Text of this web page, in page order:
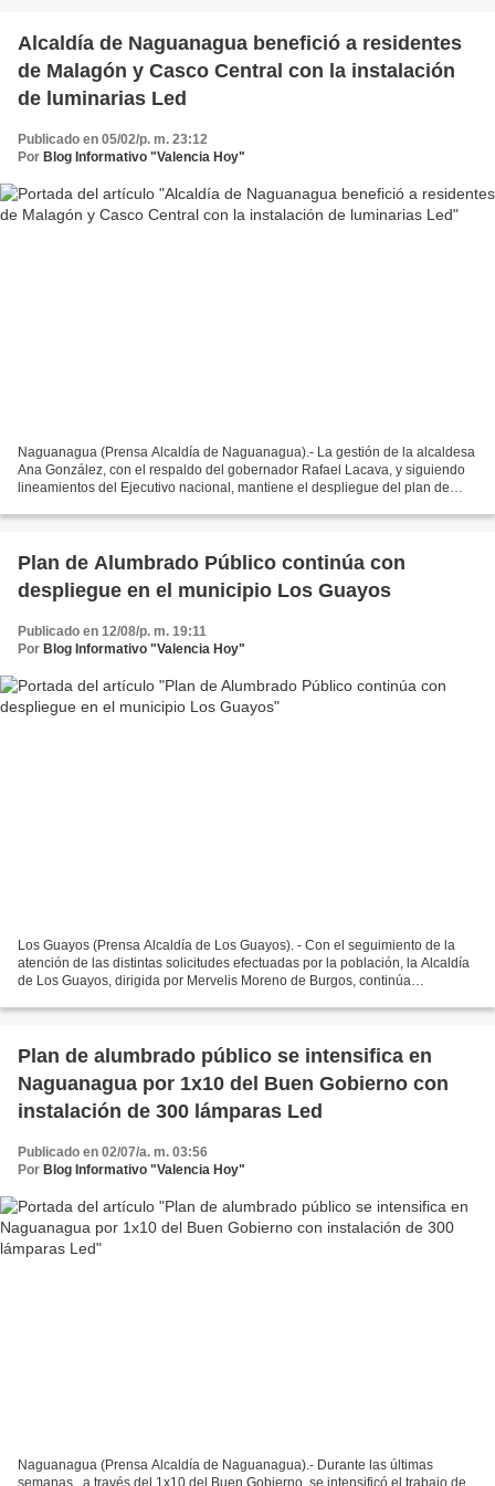
Alcaldía de Naguanagua benefició a residentes
de Malagón y Casco Central con la instalación
de luminarias Led
Publicado en 05/02/p. m. 23:12
Por Blog Informativo "Valencia Hoy"
Naguanagua (Prensa Alcaldía de Naguanagua).- La gestión de la alcaldesa
Ana González, con el respaldo del gobernador Rafael Lacava, y siguiendo
lineamientos del Ejecutivo nacional, mantiene el despliegue del plan de
Plan de Alumbrado Público continúa con
despliegue en el municipio Los Guayos
Publicado en 12/08/p. m. 19:11
Por Blog Informativo "Valencia Hoy"
Los Guayos (Prensa Alcaldía de Los Guayos). - Con el seguimiento de la
atención de las distintas solicitudes efectuadas por la población, la Alcaldía
de Los Guayos, dirigida por Mervelis Moreno de Burgos, continúa
Plan de alumbrado público se intensifica en
Naguanagua por 1x10 del Buen Gobierno con
instalación de 300 lámparas Led
Publicado en 02/07/a. m. 03:56
Por Blog Informativo "Valencia Hoy"
Naguanagua (Prensa Alcaldía de Naguanagua).- Durante las últimas
semanas , a través del 1x10 del Buen Gobierno, se intensificó el trabajo de